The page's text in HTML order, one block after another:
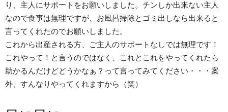
り、主人にサポートをお願いしました。チンしか出来ない主人
なので食事は無理ですが、お風呂掃除とゴミ出しなら出来ると
言ってくれたのでお願いしました。
これから出産される方、ご主人のサポートなしでは無理です！
これやって！と言うのではなく、これとこれをやってくれたら
助かるんだけどどうかなぁ？って言ってみてください・・・案
外、すんなりやってくれますから（笑）